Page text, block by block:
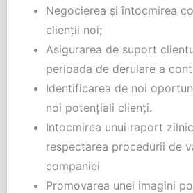
Negocierea și întocmirea
clienții noi;
Asigurarea de suport
perioada de derulare a
Identificarea de noi
noi potențiali clienți.
Intocmirea unui raport
respectarea procedurii de
companiei
Promovarea unei imagini